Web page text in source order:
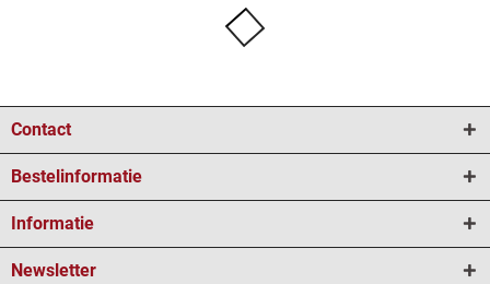
Contact
Bestelinformatie
Informatie
Newsletter